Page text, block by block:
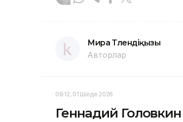
Мира Төлендіқызы
Авторлар
09:12, 01 Шілде 2026
Геннадий